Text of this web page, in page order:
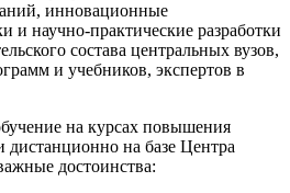
инновационные
и научно-практические разработки
состава центральных вузов,
и учебников, экспертов в
на курсах повышения
на базе Центра
достоинства: